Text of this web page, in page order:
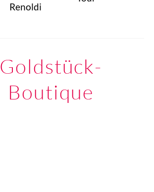
Renoldi
Goldstück-
Boutique